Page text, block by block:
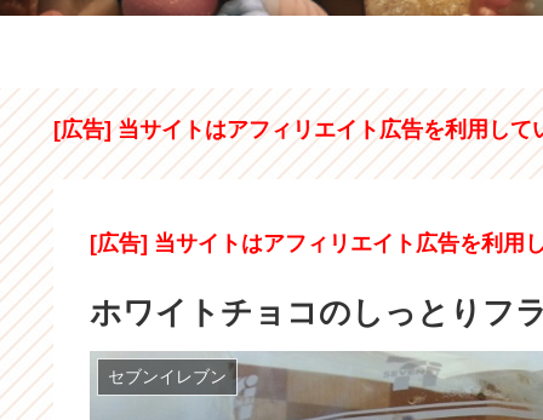
[広告] 当サイトはアフィリエイト広告を利用して
[広告] 当サイトはアフィリエイト広告を利用
ホワイトチョコのしっとりフ
セブンイレブン